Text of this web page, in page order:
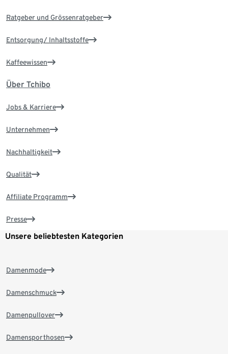
Ratgeber und Grössenratgeber
Entsorgung/ Inhaltsstoffe
Kaffeewissen
Über Tchibo
Jobs & Karriere
Unternehmen
Nachhaltigkeit
Qualität
Affiliate Programm
Presse
Unsere beliebtesten Kategorien
Damenmode
Damenschmuck
Damenpullover
Damensporthosen